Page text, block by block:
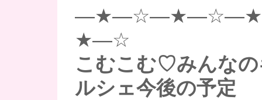
★—☆
こむこむ♡みんな
ルシェ今後の予定